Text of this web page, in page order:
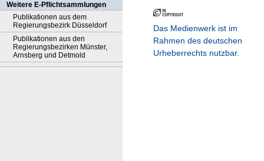
Weitere E-Pflichtsammlungen
Publikationen aus dem
Regierungsbezirk Düsseldorf
Publikationen aus den
Regierungsbezirken Münster,
Arnsberg und Detmold
Das Medienwerk ist im
Rahmen des deutschen
Urheberrechts nutzbar.